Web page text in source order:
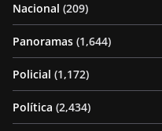
Nacional (209)
Panoramas (1,644)
Policial (1,172)
Política (2,434)